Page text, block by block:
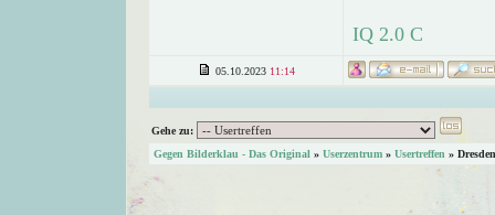
IQ 2.0 C
05.10.2023 11:14
Gehe zu:
Gegen Bilderklau - Das Original » Userzentrum » Usertreffen » Dresden